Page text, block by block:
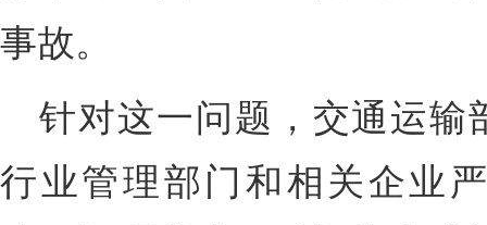
事故。
针对这一问题，交通运输
行业管理部门和相关企业